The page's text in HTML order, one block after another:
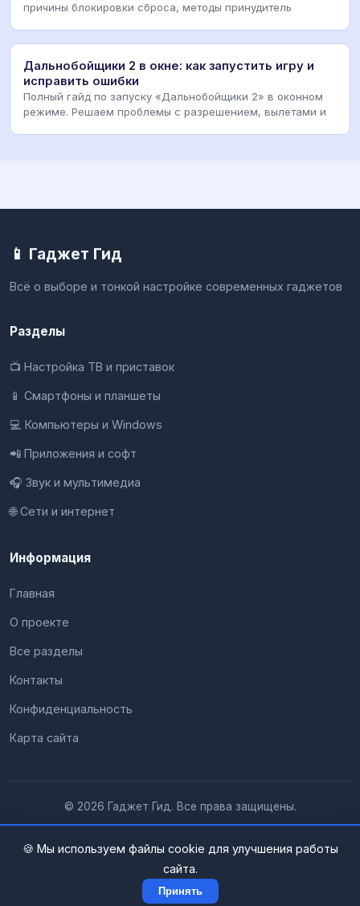
причины блокировки сброса, методы принудитель
Дальнобойщики 2 в окне: как запустить игру и
исправить ошибки
Полный гайд по запуску «Дальнобойщики 2» в оконном
режиме. Решаем проблемы с разрешением, вылетами и
📱 Гаджет Гид
Всё о выборе и тонкой настройке современных гаджетов
Разделы
📺 Настройка ТВ и приставок
📱 Смартфоны и планшеты
💻 Компьютеры и Windows
📲 Приложения и софт
🎧 Звук и мультимедиа
🌐 Сети и интернет
Информация
Главная
О проекте
Все разделы
Контакты
Конфиденциальность
Карта сайта
© 2026 Гаджет Гид. Все права защищены.
🍪 Мы используем файлы cookie для улучшения работы
сайта.
Принять